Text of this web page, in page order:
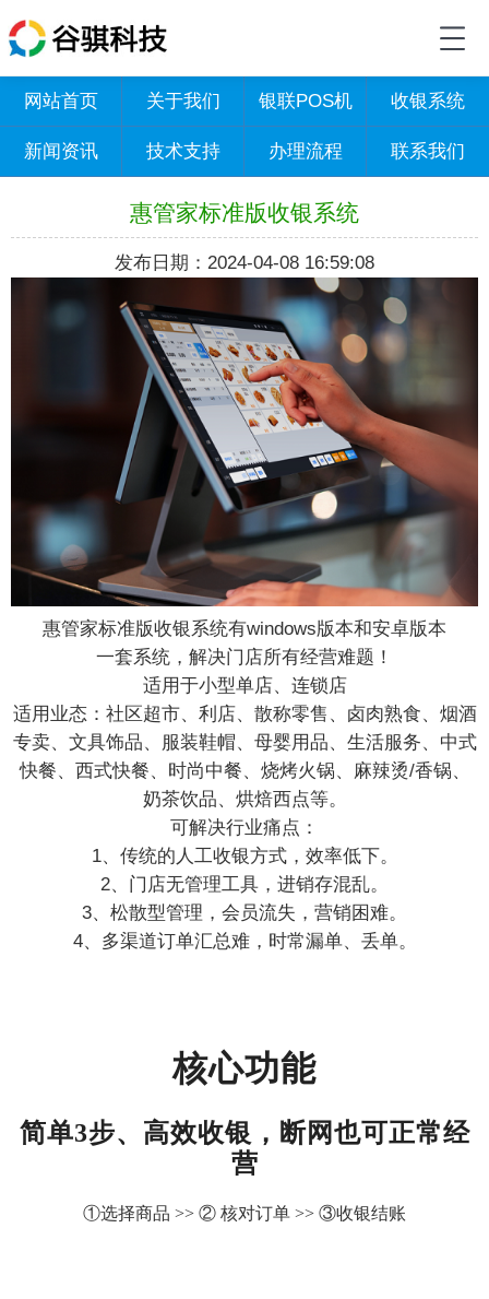
网站首页 关于我们 银联POS机 收银系统
新闻资讯 技术支持 办理流程 联系我们
惠管家标准版收银系统
发布日期：2024-04-08 16:59:08
惠管家标准版收银系统有windows版本和安卓版本
一套系统，解决门店所有经营难题！
适用于小型单店、连锁店
适用业态：社区超市、利店、散称零售、卤肉熟食、烟酒
专卖、文具饰品、服装鞋帽、母婴用品、生活服务、中式
快餐、西式快餐、时尚中餐、烧烤火锅、麻辣烫/香锅、
奶茶饮品、烘焙西点等。
可解决行业痛点：
1、传统的人工收银方式，效率低下。
2、门店无管理工具，进销存混乱。
3、松散型管理，会员流失，营销困难。
4、多渠道订单汇总难，时常漏单、丢单。
核心功能
简单3步、高效收银，断网也可正常经
营
①选择商品 >> ② 核对订单 >> ③收银结账